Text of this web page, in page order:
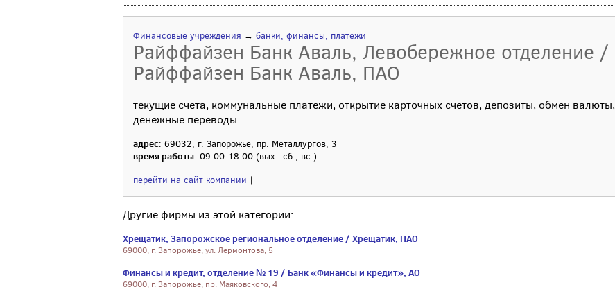
Финансовые учреждения → банки, финансы, платежи
Райффайзен Банк Аваль, Левобережное отделение /
Райффайзен Банк Аваль, ПАО
текущие счета, коммунальные платежи, открытие карточных счетов, депозиты, обмен валюты,
денежные переводы
адрес: 69032, г. Запорожье, пр. Металлургов, 3
время работы: 09:00-18:00 (вых.: сб., вс.)
перейти на сайт компании |
Другие фирмы из этой категории:
Хрещатик, Запорожское региональное отделение / Хрещатик, ПАО
69000, г. Запорожье, ул. Лермонтова, 5
Финансы и кредит, отделение № 19 / Банк «Финансы и кредит», АО
69000, г. Запорожье, пр. Маяковского, 4